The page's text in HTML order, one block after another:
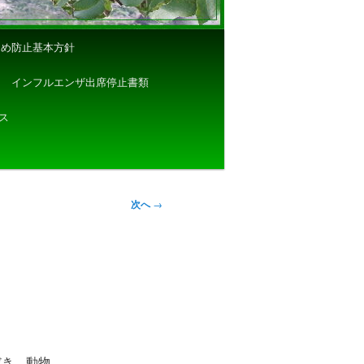
防止基本方針
インフルエンザ出席停止書類
次へ→